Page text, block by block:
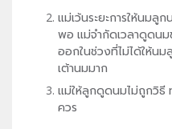
แม่เว้นระยะการให้นมลู
พอ แม่จำกัดเวลาดูดนม
ออกในช่วงที่ไม่ได้ให้น
เต้านมมาก
แม่ให้ลูกดูดนมไม่ถูกวิธี
ควร